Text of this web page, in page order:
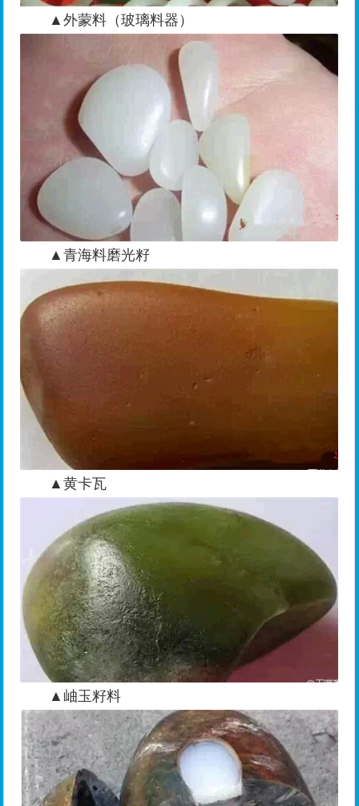
▲外蒙料（玻璃料器）
▲青海料磨光籽
▲黄卡瓦
▲岫玉籽料